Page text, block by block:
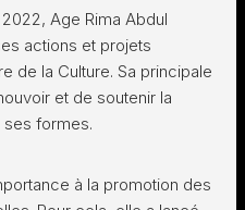
Age Rima Abdul
actions et projets
de la Culture. Sa principale
et de soutenir la
ses formes.
à la promotion des